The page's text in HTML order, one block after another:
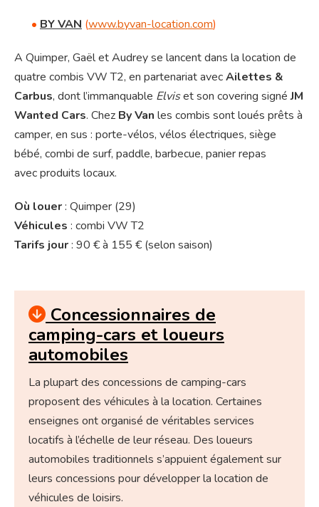
• BY VAN (www.byvan-location.com)
A Quimper, Gaël et Audrey se lancent dans la location de
quatre combis VW T2, en partenariat avecAilettes &
Carbus, dont l’immanquable Elviset son covering signéJM
Wanted Cars. Chez By Van les combis sont loués prêts à
camper, en sus : porte-vélos, vélos électriques, siège
bébé, combi de surf, paddle, barbecue, panier repas
avecproduits locaux.
Où louer: Quimper (29)
Véhicules : combi VW T2
Tarifs jour: 90 € à 155 € (selon saison)
Concessionnaires de
camping-cars et loueurs
automobiles
La plupart des concessions de camping-cars
proposent des véhicules à la location. Certaines
enseignes ont organisé de véritables services
locatifs à l’échelle de leur réseau. Des loueurs
automobiles traditionnels s’appuient également sur
leurs concessions pour développer la location de
véhicules de loisirs.